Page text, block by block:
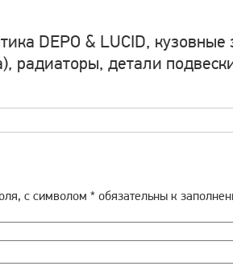
DEPO & LUCID,
радиаторы, детали
с символом * обязательны к